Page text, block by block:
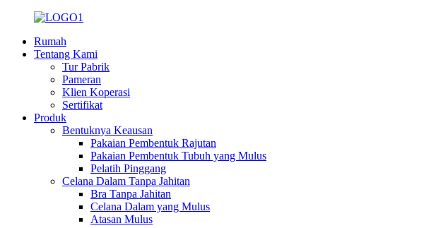
Rumah
Tentang Kami
Tur Pabrik
Pameran
Klien Koperasi
Sertifikat
Produk
Bentuknya Keausan
Pakaian Pembentuk Rajutan
Pakaian Pembentuk Tubuh yang Mulus
Pelatih Pinggang
Celana Dalam Tanpa Jahitan
Bra Tanpa Jahitan
Celana Dalam yang Mulus
Atasan Mulus